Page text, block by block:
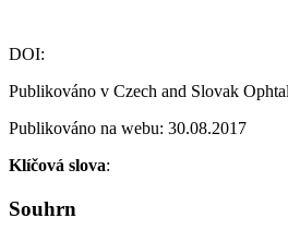
DOI:
Publikováno v Czech and Slovak
Publikováno na webu: 30.08.2017
Klíčová slova:
Souhrn